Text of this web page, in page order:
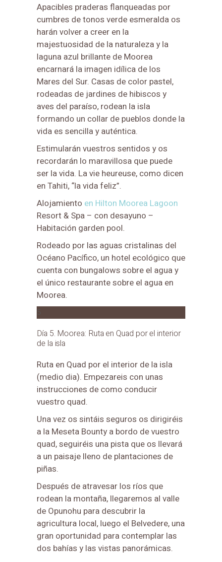
Apacibles praderas flanqueadas por
cumbres de tonos verde esmeralda os
harán volver a creer en la
majestuosidad de la naturaleza y la
laguna azul brillante de Moorea
encarnará la imagen idílica de los
Mares del Sur. Casas de color pastel,
rodeadas de jardines de hibiscos y
aves del paraíso, rodean la isla
formando un collar de pueblos donde la
vida es sencilla y auténtica.
Estimularán vuestros sentidos y os
recordarán lo maravillosa que puede
ser la vida. La vie heureuse, como dicen
en Tahiti, “la vida feliz”.
Alojamiento en Hilton Moorea Lagoon
Resort & Spa – con desayuno –
Habitación garden pool.
Rodeado por las aguas cristalinas del
Océano Pacífico, un hotel ecológico que
cuenta con bungalows sobre el agua y
el único restaurante sobre el agua en
Moorea.
Día 5. Moorea: Ruta en Quad por el interior
de la isla
Ruta en Quad por el interior de la isla
(medio dia). Empezareis con unas
instrucciones de como conducir
vuestro quad.
Una vez os sintáis seguros os dirigiréis
a la Meseta Bounty a bordo de vuestro
quad, seguiréis una pista que os llevará
a un paisaje lleno de plantaciones de
piñas.
Después de atravesar los ríos que
rodean la montaña, llegaremos al valle
de Opunohu para descubrir la
agricultura local, luego el Belvedere, una
gran oportunidad para contemplar las
dos bahías y las vistas panorámicas.